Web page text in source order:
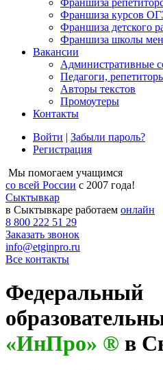
Франшиза
Франшиза курсов
Франшиза детского
Франшиза школы
Вакансии
Административные
Педагоги,
Авторы текстов
Промоутеры
Контакты
Войти | Забыли пароль?
Регистрация
Мы помогаем учащимся
со всей России с 2007 года!
Сыктывкар
в Сыктывкаре работаем онлайн
8 800 222 51 29
Заказать звонок
info@etginpro.ru
Все контакты
Федеральный
«ИнПро» ® в